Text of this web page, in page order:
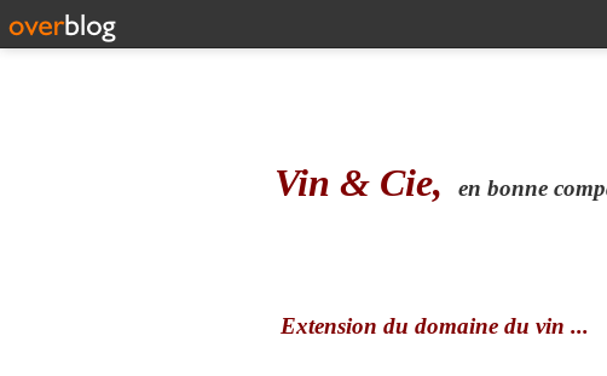
Vin & Cie, en bonne
Extension du domaine du vin ...